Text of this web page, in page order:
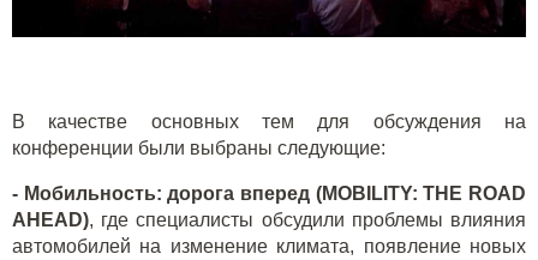
В качестве основных тем для обсуждения на
конференции были выбраны следующие:
- Мобильность: дорога вперед (MOBILITY: THE ROAD
AHEAD), где специалисты обсудили проблемы влияния
автомобилей на изменение климата, появление новых